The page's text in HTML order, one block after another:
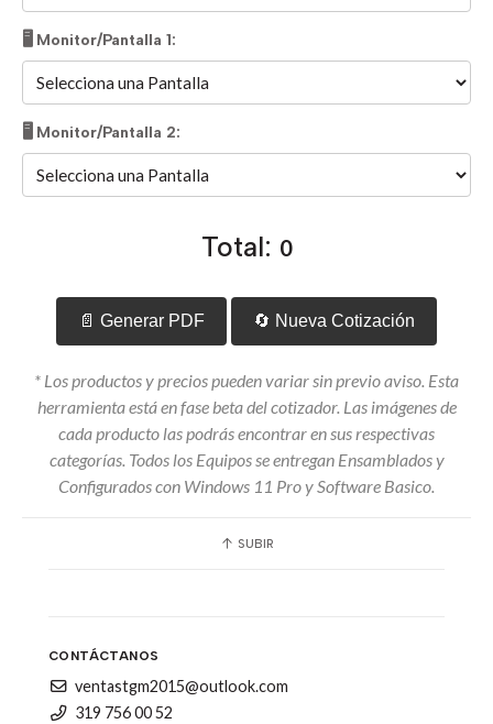
🖥️ Monitor/Pantalla 1:
🖥️ Monitor/Pantalla 2:
Total: 0
📄 Generar PDF 🔄 Nueva Cotización
* Los productos y precios pueden variar sin previo aviso. Esta
herramienta está en fase beta del cotizador. Las imágenes de
cada producto las podrás encontrar en sus respectivas
categorías. Todos los Equipos se entregan Ensamblados y
Configurados con Windows 11 Pro y Software Basico.
SUBIR
CONTÁCTANOS
ventastgm2015@outlook.com
319 756 00 52